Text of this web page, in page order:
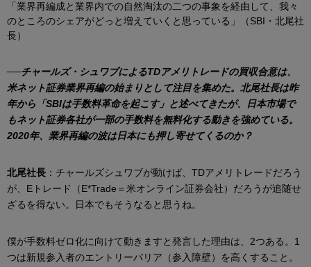
「業界再編成と業界内での自然淘汰の二つの事象を経由して、我々
のところのシェアがどっと増えていくと思っている」（SBI・北尾社
長）
──チャールズ・シュワブによるTDアメリトレードの買収合意は、
米ネット証券業界再編の始まりとして注目を集めた。北尾社長は昨
年から「SBIは手数料革命を起こす」と述べてきたが、日本市場で
もネット証券各社が一部の手数料を無料化する動きを強めている。
2020年、業界再編の波は日本にも押し寄せてくるのか？
北尾社長 ：チャールズシュワブが動けば、TDアメリトレードだろう
が、Eトレード（E*Trade＝米オンライン証券会社）だろうが追随せ
ざるを得ない。日本でもそうなると思うね。
僕が手数料ゼロ化に向けて動きますと発言した理由は、2つある。1
つは新規参入者のエントリーバリア（参入障壁）を高くすること。